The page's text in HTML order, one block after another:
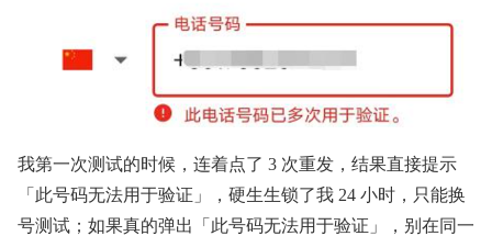
我第一次测试的时候，连着点了 3 次重发，结果直接提示
「此号码无法用于验证」，硬生生锁了我 24 小时，只能换
号测试；如果真的弹出「此号码无法用于验证」，别在同一